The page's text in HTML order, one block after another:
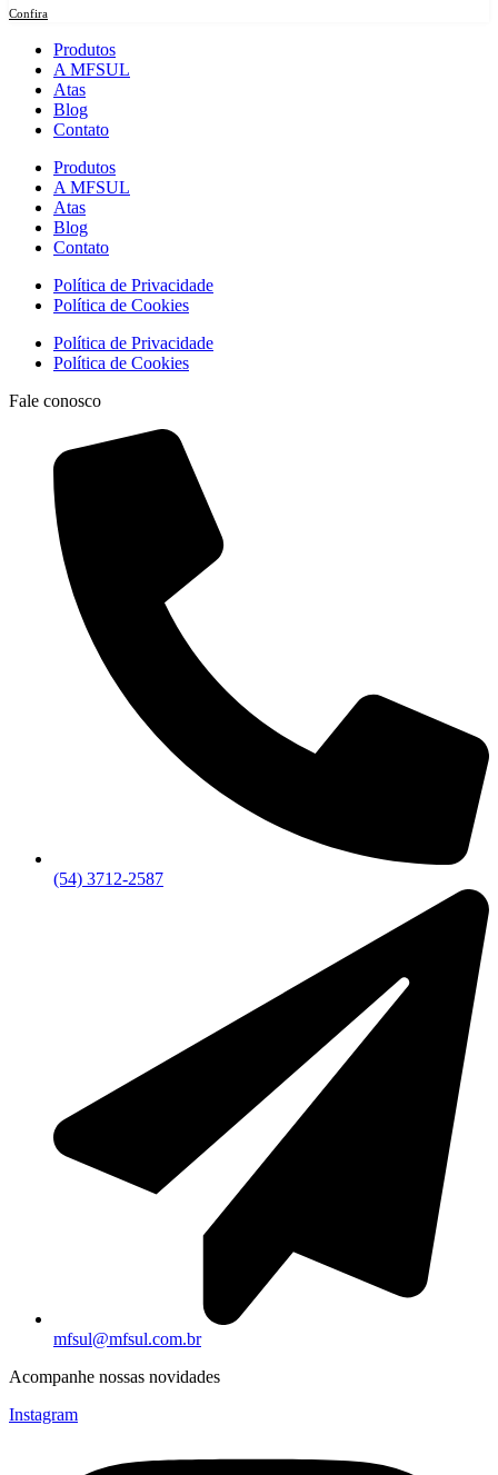
Confira
Produtos
A MFSUL
Atas
Blog
Contato
Produtos
A MFSUL
Atas
Blog
Contato
Política de Privacidade
Política de Cookies
Política de Privacidade
Política de Cookies
Fale conosco
(54) 3712-2587
mfsul@mfsul.com.br
Acompanhe nossas novidades
Instagram